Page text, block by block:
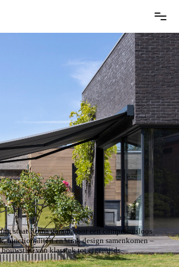
staat Roma garant voor een compromisloos
functionaliteit en strak design samenkomen –
bouwstijl, van klassiek tot eigentijds.